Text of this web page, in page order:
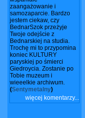
zaangażowanie i
samozaparcie. Bardzo
jestem ciekaw, czy
BednarSzok przeżyje
Twoje odejście z
Bednarskiej na studia.
Trochę mi to przypomina
koniec KULTURY
paryskiej po śmierci
Giedroycia. Zostanie po
Tobie muzeum i
wieeelkie archiwum.
(Sentymetalny)
więcej komentarzy...